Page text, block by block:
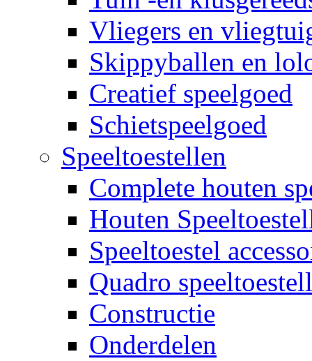
Vliegers en
Skippyballen en
Creatief speelgoed
Schietspeelgoed
Speeltoestellen
Complete houten
Houten
Speeltoestel
Quadro
Constructie
Onderdelen